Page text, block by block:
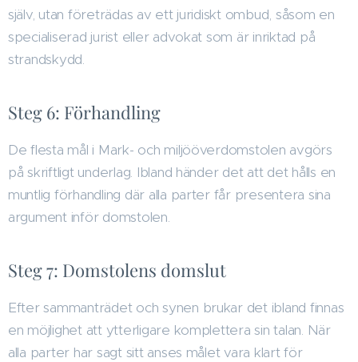
själv, utan företrädas av ett juridiskt ombud, såsom en
specialiserad jurist eller advokat som är inriktad på
strandskydd.
Steg 6: Förhandling
De flesta mål i Mark- och miljööverdomstolen avgörs
på skriftligt underlag. Ibland händer det att det hålls en
muntlig förhandling där alla parter får presentera sina
argument inför domstolen.
Steg 7: Domstolens domslut
Efter sammanträdet och synen brukar det ibland finnas
en möjlighet att ytterligare komplettera sin talan. När
alla parter har sagt sitt anses målet vara klart för